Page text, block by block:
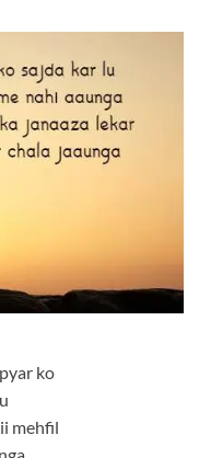
ko
mehfil